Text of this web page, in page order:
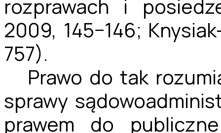
rozprawach i
2009, 145−146;
757).
Prawo do tak
sprawy
prawem do